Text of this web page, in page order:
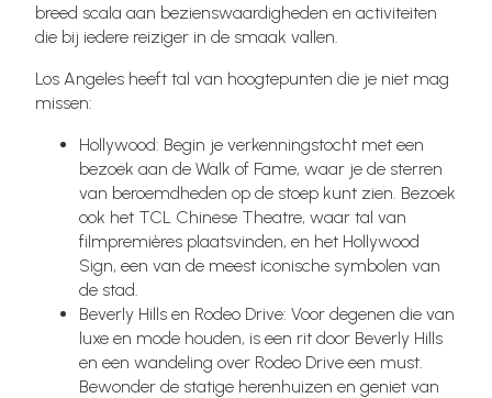
breed scala aan bezienswaardigheden en activiteiten
die bij iedere reiziger in de smaak vallen.
Los Angeles heeft tal van hoogtepunten die je niet mag
missen:
Hollywood: Begin je verkenningstocht met een
bezoek aan de Walk of Fame, waar je de sterren
van beroemdheden op de stoep kunt zien. Bezoek
ook het TCL Chinese Theatre, waar tal van
filmpremières plaatsvinden, en het Hollywood
Sign, een van de meest iconische symbolen van
de stad.
Beverly Hills en Rodeo Drive: Voor degenen die van
luxe en mode houden, is een rit door Beverly Hills
en een wandeling over Rodeo Drive een must.
Bewonder de statige herenhuizen en geniet van